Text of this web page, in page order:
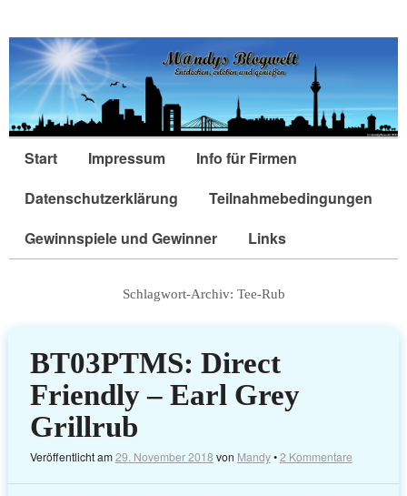
Start Impressum
Info für Firmen
Datenschutzerklärung
Teilnahmebedingungen
Gewinnspiele und Gewinner
Links
Schlagwort-Archiv: Tee-Rub
BT03PTMS: Direct
Friendly – Earl Grey
Grillrub
Veröffentlicht am29. November 2018 von Mandy•2 Kommentare